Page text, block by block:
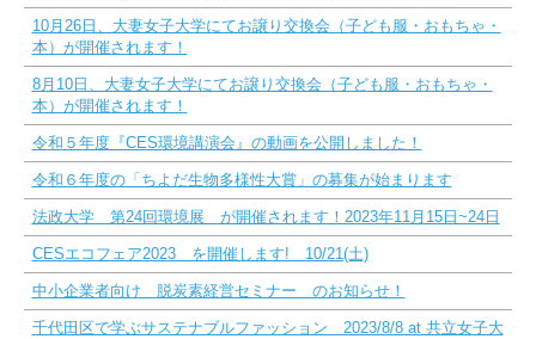
10月26日、大妻女子大学にてお譲り交換会（子ども服・おもちゃ・
本）が開催されます！
8月10日、大妻女子大学にてお譲り交換会（子ども服・おもちゃ・
本）が開催されます！
令和５年度『CES環境講演会』の動画を公開しました！
令和６年度の「ちよだ生物多様性大賞」の募集が始まります
法政大学 第24回環境展 が開催されます！2023年11月15日~24日
CESエコフェア2023 を開催します! 10/21(土)
中小企業者向け 脱炭素経営セミナー のお知らせ！
千代田区で学ぶサステナブルファッション 2023/8/8 at 共立女子大